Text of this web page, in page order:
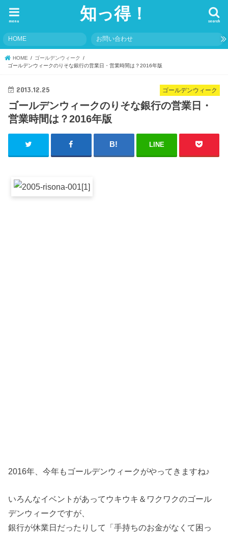
知っ得！ search
menu
HOME お問い合わせ
HOME
ゴールデンウィーク
ゴールデンウィークのりそな銀行の営業日・営業時間は？2016年版
ゴールデンウィーク
2013.12.25
ゴールデンウィークのりそな銀行の営業日・
営業時間は？2016年版
LINE
2016年、今年もゴールデンウィークがやってきますね♪
いろんなイベントがあってウキウキ＆ワクワクのゴール
デンウィークですが、
銀行が休業日だったりして「手持ちのお金がなくて困っ